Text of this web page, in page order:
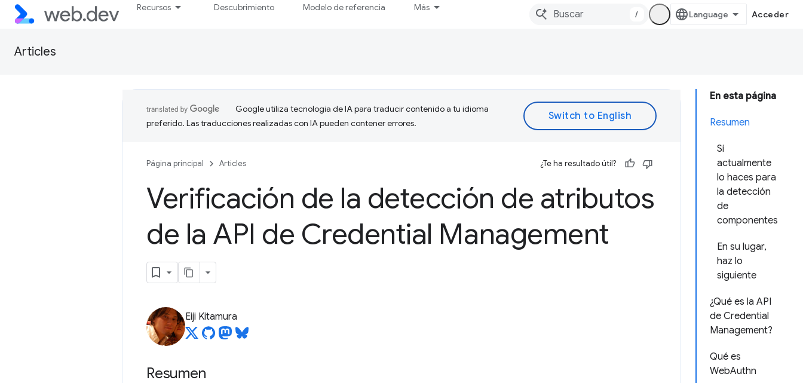
Recursos Descubrimiento Modelo de referencia Más
/ Acceder
Articles
En esta página
Resumen
Si
actualmente
lo haces para
la detección
de
componentes
En su lugar,
haz lo
siguiente
¿Qué es la API
de Credential
Management?
Qué es
WebAuthn
Google utiliza tecnología de IA para traducir contenido a tu idioma
preferido. Las traducciones realizadas con IA pueden contener errores.
Página principal Articles ¿Te ha resultado útil?
Verificación de la detección de atributos
de la API de Credential Management
Eiji Kitamura
Resumen